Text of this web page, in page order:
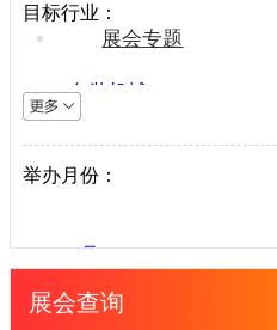
展会专题
重庆
山西
内蒙古
辽宁
黑龙江
江苏
目标行业：
包装机械
电梯设备
电子制造
供水处理
轨道交通
举办月份：
1月
2月
展会查询